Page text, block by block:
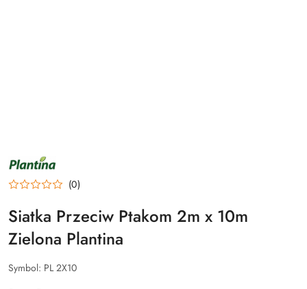
NAZWA
PRODUCENTA:
PLANTINA (0)
Siatka Przeciw Ptakom 2m x 10m
Zielona Plantina
Symbol: PL 2X10